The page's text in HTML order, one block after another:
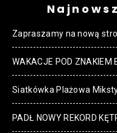
Zapraszamy na nową
WAKACJE POD ZNAKIEM
Siatkówka Plażowa
PADŁ NOWY REKORD